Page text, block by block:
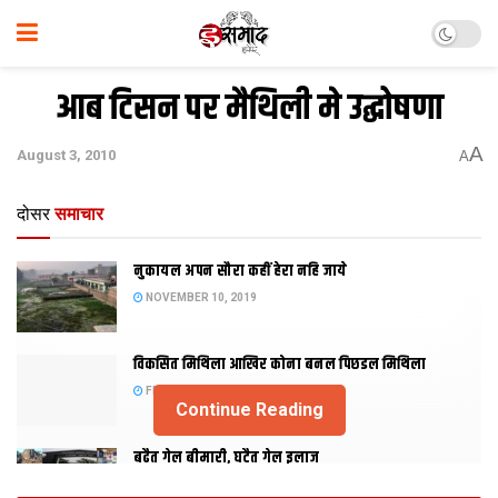
आब टिसन पर मैथिली मे उद्घोषणा
August 3, 2010 AA
दोसर समाचार
नुकायल अपन सौरा कहीं हेरा नहि जाये
NOVEMBER 10, 2019
विकसित मिथिला आखिर कोना बनल पिछडल मिथिला
FEBRUARY 23, 2019
बढैत गेल बीमारी, घटैत गेल इलाज
Continue Reading